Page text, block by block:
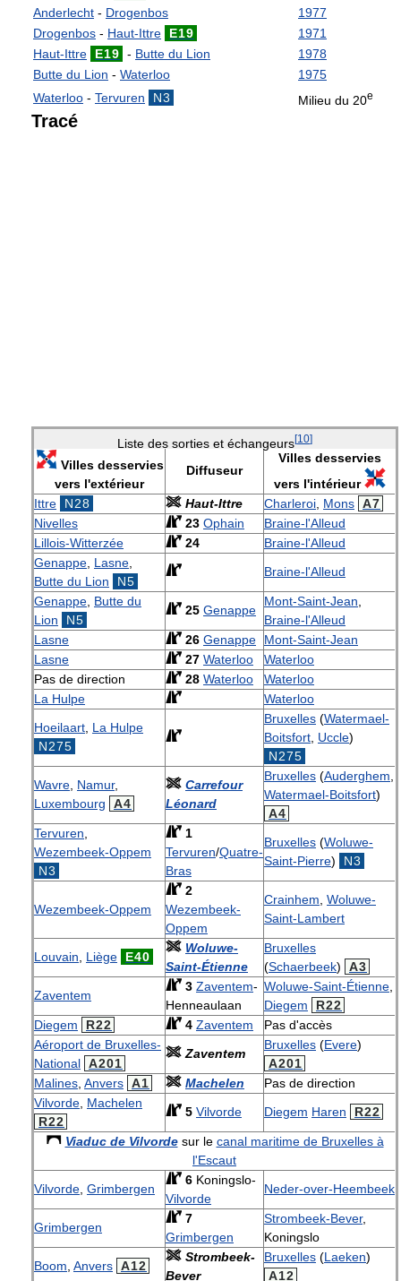
Anderlecht - Drogenbos
1977
Drogenbos - Haut-Ittre E19
1971
Haut-Ittre
E19 - Butte du Lion
1978
Butte du Lion - Waterloo
1975
Waterloo - Tervuren N3 Milieu du 20e
Tracé
Liste des sorties et échangeurs[10]
Villes desservies
vers l'extérieur
Diffuseur
Villes desservies
vers l'intérieur
Ittre
N28 Haut-Ittre Charleroi, Mons A7
Nivelles
23 Ophain
Braine-l'Alleud
Lillois-Witterzée
24
Braine-l'Alleud
Genappe, Lasne,
Butte du Lion
N5
Braine-l'Alleud
Genappe, Butte du
Lion
N5
25 Genappe
Mont-Saint-Jean,
Braine-l'Alleud
Lasne
26 Genappe
Mont-Saint-Jean
Lasne
27 Waterloo
Waterloo
Pas de direction
28 Waterloo
Waterloo
La Hulpe
Waterloo
Hoeilaart, La Hulpe
N275
Bruxelles (Watermael-
Boitsfort, Uccle)
N275
Wavre, Namur,
Luxembourg
A4
Carrefour
Léonard
Bruxelles (Auderghem,
Watermael-Boitsfort)
A4
Tervuren,
Wezembeek-Oppem
N3
1
Tervuren/Quatre-
Bras
Bruxelles (Woluwe-
Saint-Pierre) N3
Wezembeek-Oppem
2
Wezembeek-
Oppem
Crainhem, Woluwe-
Saint-Lambert
Louvain, Liège E40
Woluwe-
Saint-Étienne
Bruxelles
(Schaerbeek)
A3
Zaventem
3 Zaventem-
Henneaulaan
Woluwe-Saint-Étienne,
Diegem
R22
Diegem
R22 4 Zaventem
Pas d'accès
Aéroport de Bruxelles-
National A201
Zaventem
Bruxelles (Evere)
A201
Malines, Anvers A1 Machelen
Pas de direction
Vilvorde, Machelen
R22
5 Vilvorde Diegem Haren R22
Viaduc de Vilvordesur le canal maritime de Bruxelles à
l'Escaut
Vilvorde, Grimbergen
6 Koningslo-
Vilvorde
Neder-over-Heembeek
Grimbergen
7
Grimbergen
Strombeek-Bever,
Koningslo
Boom, Anvers A12
Strombeek-
Bever
Bruxelles (Laeken)
A12